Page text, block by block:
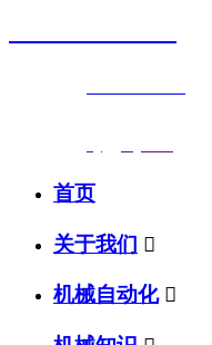
首页
关于我们 
机械自动化 